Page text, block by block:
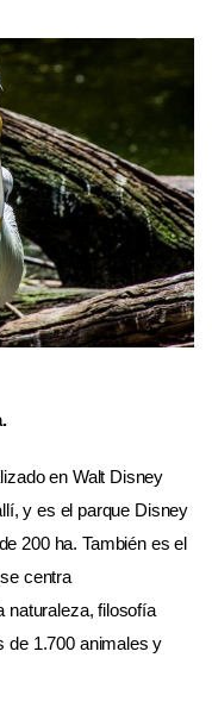
en Walt Disney
y es el parque Disney
200 ha. También es el
centra
naturaleza, filosofía
de 1.700 animales y